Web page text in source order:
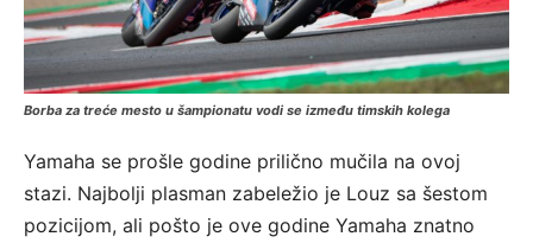
Borba za treće mesto u šampionatu vodi se između timskih kolega
Yamaha se prošle godine prilično mučila na ovoj
stazi. Najbolji plasman zabeležio je Louz sa šestom
pozicijom, ali pošto je ove godine Yamaha znatno